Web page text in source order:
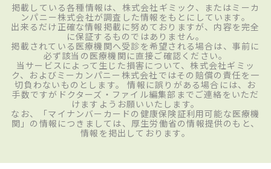
掲載している各種情報は、株式会社ギミック、またはミーカ
ンパニー株式会社が調査した情報をもとにしています。
出来るだけ正確な情報掲載に努めておりますが、内容を完全
に保証するものではありません。
掲載されている医療機関へ受診を希望される場合は、事前に
必ず該当の医療機関に直接ご確認ください。
当サービスによって生じた損害について、株式会社ギミッ
ク、およびミーカンパニー株式会社ではその賠償の責任を一
切負わないものとします。 情報に誤りがある場合には、お
手数ですがドクターズ・ファイル編集部までご連絡をいただ
けますようお願いいたします。
なお、「マイナンバーカードの健康保険証利用可能な医療機
関」の情報につきましては、厚生労働省の情報提供のもと、
情報を掲出しております。